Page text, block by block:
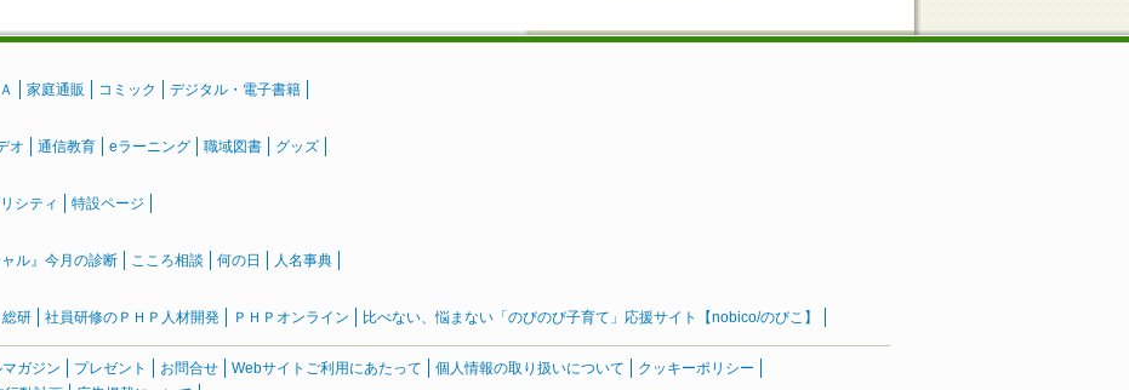
家庭通販 コミック デジタル・電子書籍
オ 通信教育 eラーニング 職域図書 グッズ
シティ 特設ページ
ャル』今月の診断 こころ相談 何の日 人名事典
研 社員研修のＰＨＰ人材開発 ＰＨＰオンライン 比べない、悩まない「のびのび子育て」応援サイト【nobico/のびこ】
マガジン プレゼント お問合せ Webサイトご利用にあたって 個人情報の取り扱いについて
クッキーポリシー